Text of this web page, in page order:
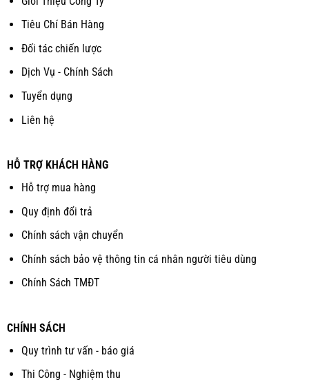
Tiêu Chí Bán Hàng
Đối tác chiến lược
Dịch Vụ - Chính Sách
Tuyển dụng
Liên hệ
HỖ TRỢ KHÁCH HÀNG
Hỗ trợ mua hàng
Quy định đổi trả
Chính sách vận chuyển
Chính sách bảo vệ thông tin cá nhân người tiêu dùng
Chính Sách TMĐT
CHÍNH SÁCH
Quy trình tư vấn - báo giá
Thi Công - Nghiệm thu